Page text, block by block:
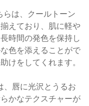
らは、クールトーン
えており、肌に軽や
時間の発色を保持し
色を添えることがで
けをしてくれます。
、唇に光沢とうるお
かなテクスチャーが